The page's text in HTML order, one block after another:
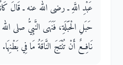
عَبْدِ اللَّهِ ـ رضى الله عنه ـ قَالَ
حَبَلِ الْحَبَلَةِ، فَنَهَى النَّبِيُّ صلى
نَافِعٌ أَنْ تُنْتَجَ النَّاقَةُ مَا فِي بَطْنِهَا‏.‏